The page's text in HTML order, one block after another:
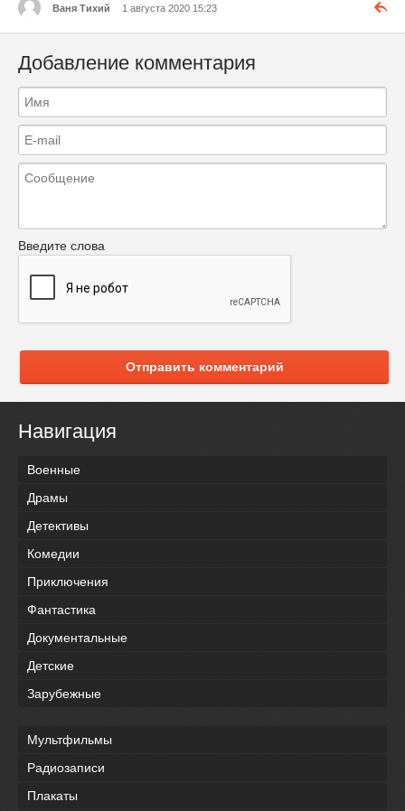
Ваня Тихий 1 августа 2020 15:23
Добавление комментария
Введите слова
Отправить комментарий
Навигация
Военные
Драмы
Детективы
Комедии
Приключения
Фантастика
Документальные
Детские
Зарубежные
Мультфильмы
Радиозаписи
Плакаты